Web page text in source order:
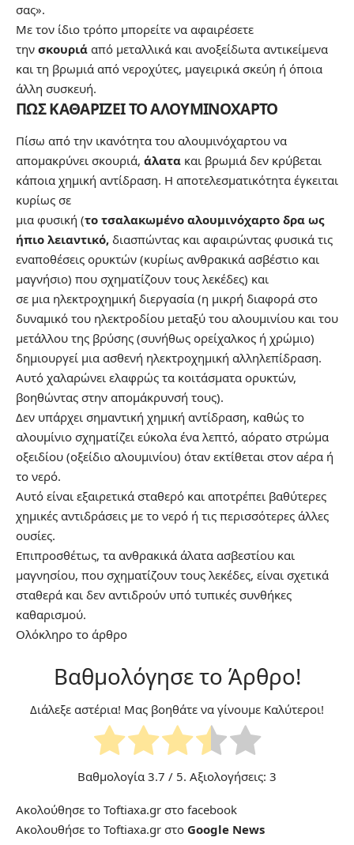
σας».
Με τον ίδιο τρόπο μπορείτε να αφαιρέσετε
την σκουριά από μεταλλικά και ανοξείδωτα αντικείμενα
και τη βρωμιά από νεροχύτες, μαγειρικά σκεύη ή όποια
άλλη συσκευή.
ΠΩΣ ΚΑΘΑΡΙΖΕΙ ΤΟ ΑΛΟΥΜΙΝΟΧΑΡΤΟ
Πίσω από την ικανότητα του αλουμινόχαρτου να
απομακρύνει σκουριά, άλατα και βρωμιά δεν κρύβεται
κάποια χημική αντίδραση. Η αποτελεσματικότητα έγκειται
κυρίως σε
μια φυσική (το τσαλακωμένο αλουμινόχαρτο δρα ως
ήπιο λειαντικό, διασπώντας και αφαιρώντας φυσικά τις
εναποθέσεις ορυκτών (κυρίως ανθρακικά ασβέστιο και
μαγνήσιο) που σχηματίζουν τους λεκέδες) και
σε μια ηλεκτροχημική διεργασία (η μικρή διαφορά στο
δυναμικό του ηλεκτροδίου μεταξύ του αλουμινίου και του
μετάλλου της βρύσης (συνήθως ορείχαλκος ή χρώμιο)
δημιουργεί μια ασθενή ηλεκτροχημική αλληλεπίδραση.
Αυτό χαλαρώνει ελαφρώς τα κοιτάσματα ορυκτών,
βοηθώντας στην απομάκρυνσή τους).
Δεν υπάρχει σημαντική χημική αντίδραση, καθώς το
αλουμίνιο σχηματίζει εύκολα ένα λεπτό, αόρατο στρώμα
οξειδίου (οξείδιο αλουμινίου) όταν εκτίθεται στον αέρα ή
το νερό.
Αυτό είναι εξαιρετικά σταθερό και αποτρέπει βαθύτερες
χημικές αντιδράσεις με το νερό ή τις περισσότερες άλλες
ουσίες.
Επιπροσθέτως, τα ανθρακικά άλατα ασβεστίου και
μαγνησίου, που σχηματίζουν τους λεκέδες, είναι σχετικά
σταθερά και δεν αντιδρούν υπό τυπικές συνθήκες
καθαρισμού.
Ολόκληρο το άρθρο
Βαθμολόγησε το Άρθρο!
Διάλεξε αστέρια! Μας βοηθάτε να γίνουμε Καλύτεροι!
Βαθμολογία 3.7 / 5. Αξιολογήσεις: 3
Ακολούθησε το Toftiaxa.gr στο facebook
Ακολουθήσε το Toftiaxa.gr στο Google News